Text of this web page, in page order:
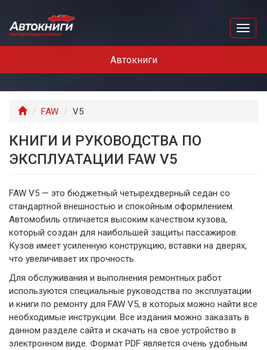
Автокниги
Главная
FAW V5
КНИГИ И РУКОВОДСТВА ПО
ЭКСПЛУАТАЦИИ FAW V5
FAW V5 — это бюджетный четырехдверный седан со
стандартной внешностью и спокойным оформлением.
Автомобиль отличается высоким качеством кузова,
который создан для наибольшей защиты пассажиров.
Кузов имеет усиленную конструкцию, вставки на дверях,
что увеличивает их прочность.
Для обслуживания и выполнения ремонтных работ
используются специальные руководства по эксплуатации
и книги по ремонту для FAW V5, в которых можно найти все
необходимые инструкции. Все издания можно заказать в
данном разделе сайта и скачать на свое устройство в
электронном виде. Формат PDF является очень удобным